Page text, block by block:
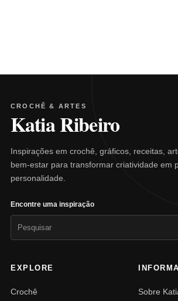
CROCHÊ & ARTES
Katia Ribeiro
Inspirações em crochê, gráficos, receitas,
bem-estar para transformar criatividade em
personalidade.
Encontre uma inspiração
EXPLORE
Crochê Sobre